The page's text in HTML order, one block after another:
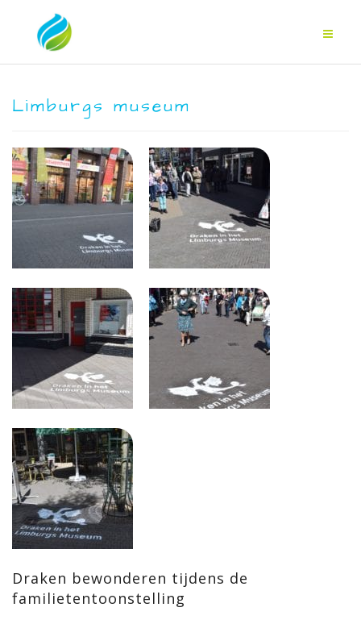
Limburgs museum
Draken bewonderen tijdens de
familietentoonstelling